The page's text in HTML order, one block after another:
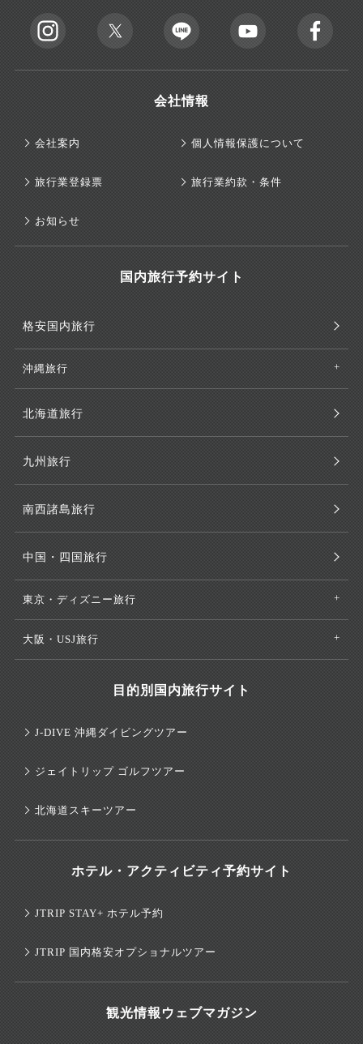
会社情報
会社案内 個人情報保護について
旅行業登録票 旅行業約款・条件
お知らせ
国内旅行予約サイト
格安国内旅行
沖縄旅行
北海道旅行
九州旅行
南西諸島旅行
中国・四国旅行
東京・ディズニー旅行
大阪・USJ旅行
目的別国内旅行サイト
J-DIVE 沖縄ダイビングツアー
ジェイトリップ ゴルフツアー
北海道スキーツアー
ホテル・アクティビティ予約サイト
JTRIP STAY+ ホテル予約
JTRIP 国内格安オプショナルツアー
観光情報ウェブマガジン